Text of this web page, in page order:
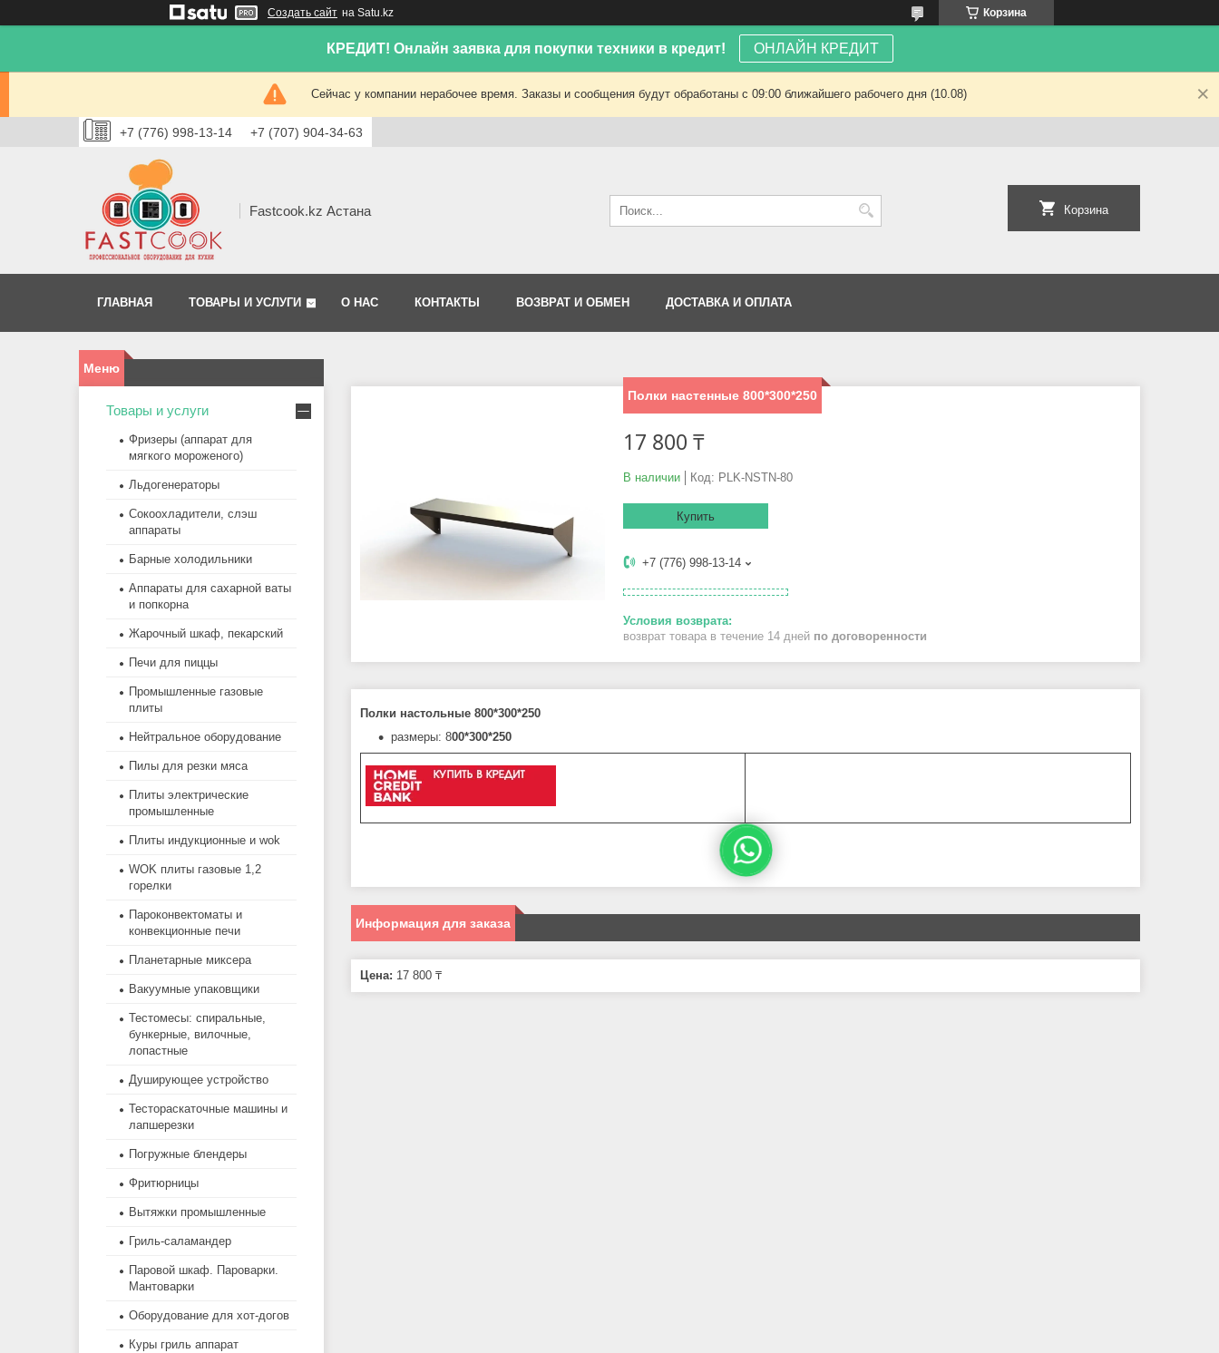
Создать сайт на Satu.kz Корзина
КРЕДИТ! Онлайн заявка для покупки техники в кредит! ОНЛАЙН КРЕДИТ
Сейчас у компании нерабочее время. Заказы и сообщения будут обработаны с 09:00 ближайшего рабочего дня (10.08)
+7 (776) 998-13-14 +7 (707) 904-34-63
Fastcook.kz Астана Корзина
ГЛАВНАЯ ТОВАРЫ И УСЛУГИ О НАС КОНТАКТЫ ВОЗВРАТ И ОБМЕН ДОСТАВКА И ОПЛАТА
Полки настенные 800*300*250
17 800 ₸
В наличии Код: PLK-NSTN-80
Купить
+7 (776) 998-13-14
возврат товара в течение 14 дней по договоренности
Полки настольные 800*300*250
размеры: 800*300*250
Информация для заказа
Цена: 17 800 ₸
Товары и услуги
Фризеры (аппарат для
мягкого мороженого)
Льдогенераторы
Сокоохладители, слэш
аппараты
Барные холодильники
Аппараты для сахарной ваты
и попкорна
Жарочный шкаф, пекарский
Печи для пиццы
Промышленные газовые
плиты
Нейтральное оборудование
Пилы для резки мяса
Плиты электрические
промышленные
Плиты индукционные и wok
WOK плиты газовые 1,2
горелки
Пароконвектоматы и
конвекционные печи
Планетарные миксера
Вакуумные упаковщики
Тестомесы: спиральные,
бункерные, вилочные,
лопастные
Душирующее устройство
Тестораскаточные машины и
лапшерезки
Погружные блендеры
Фритюрницы
Вытяжки промышленные
Гриль-саламандер
Паровой шкаф. Пароварки.
Мантоварки
Оборудование для хот-догов
Куры гриль аппарат